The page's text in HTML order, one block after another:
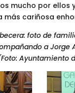
mucho por ellos
más cariñosa
foto de
a Jorge
Ayuntamiento